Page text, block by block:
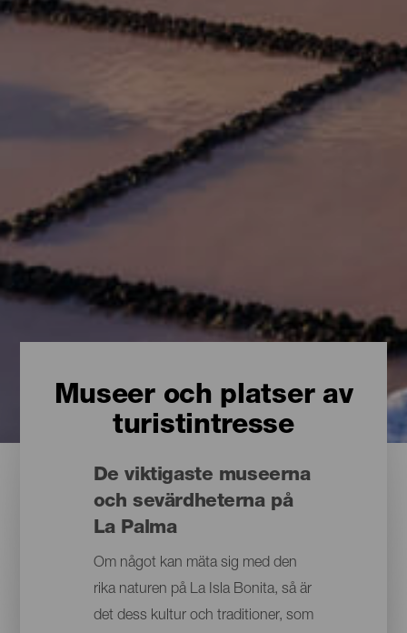
Museer och platser av
turistintresse
De viktigaste museerna
och sevärdheterna på
La Palma
Om något kan mäta sig med den
rika naturen på La Isla Bonita, så är
det dess kultur och traditioner, som